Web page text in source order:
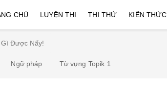
CHỦ LUYỆN THI THI THỬ KIẾN THỨC
Gì Được Nấy!
Ngữ pháp Từ vựng Topik 1